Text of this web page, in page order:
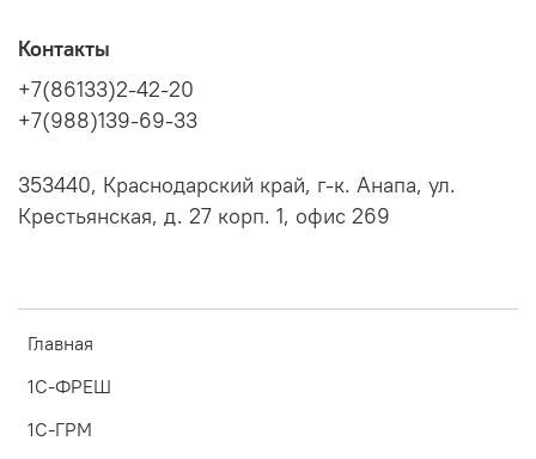
Главная
1С-ФРЕШ
1С-ГРМ
Контакты
+7(86133)2-42-20
+7(988)139-69-33
353440, Краснодарский край, г-к. Анапа, ул.
Крестьянская, д. 27 корп. 1, офис 269